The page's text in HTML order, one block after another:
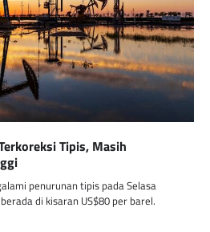
Tipis, Masih
penurunan tipis pada Selasa
di kisaran US$80 per barel.